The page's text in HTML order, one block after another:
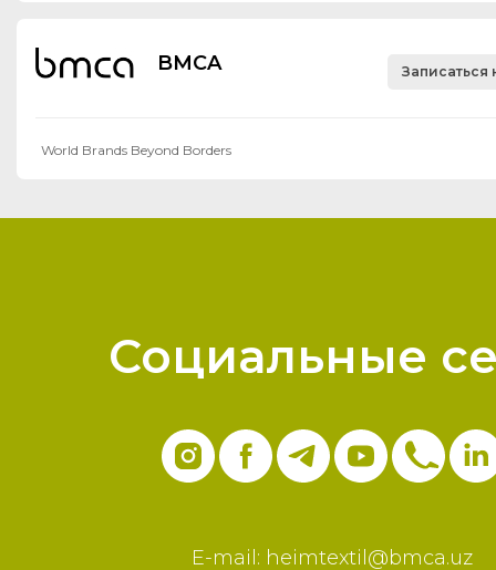
BMCA Записаться
World Brands Beyond Borders
Социальные
E-mail: heimtextil@bmca.uz